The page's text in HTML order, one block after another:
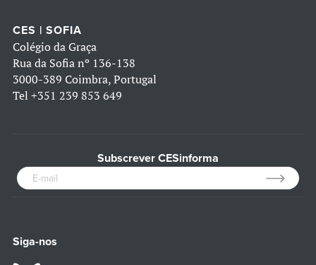
CES | SOFIA
Colégio da Graça
Rua da Sofia nº 136-138
3000-389 Coimbra, Portugal
Tel +351 239 853 649
Subscrever CESinforma
Siga-nos